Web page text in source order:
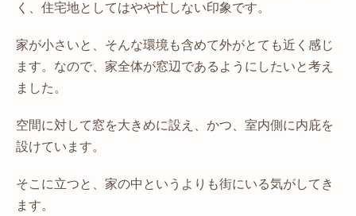
く、住宅地としてはやや忙しない印象です。
家が小さいと、そんな環境も含めて外がとても近く感じ
ます。なので、家全体が窓辺であるようにしたいと考え
ました。
空間に対して窓を大きめに設え、かつ、室内側に内庇を
設けています。
そこに立つと、家の中というよりも街にいる気がしてき
ます。